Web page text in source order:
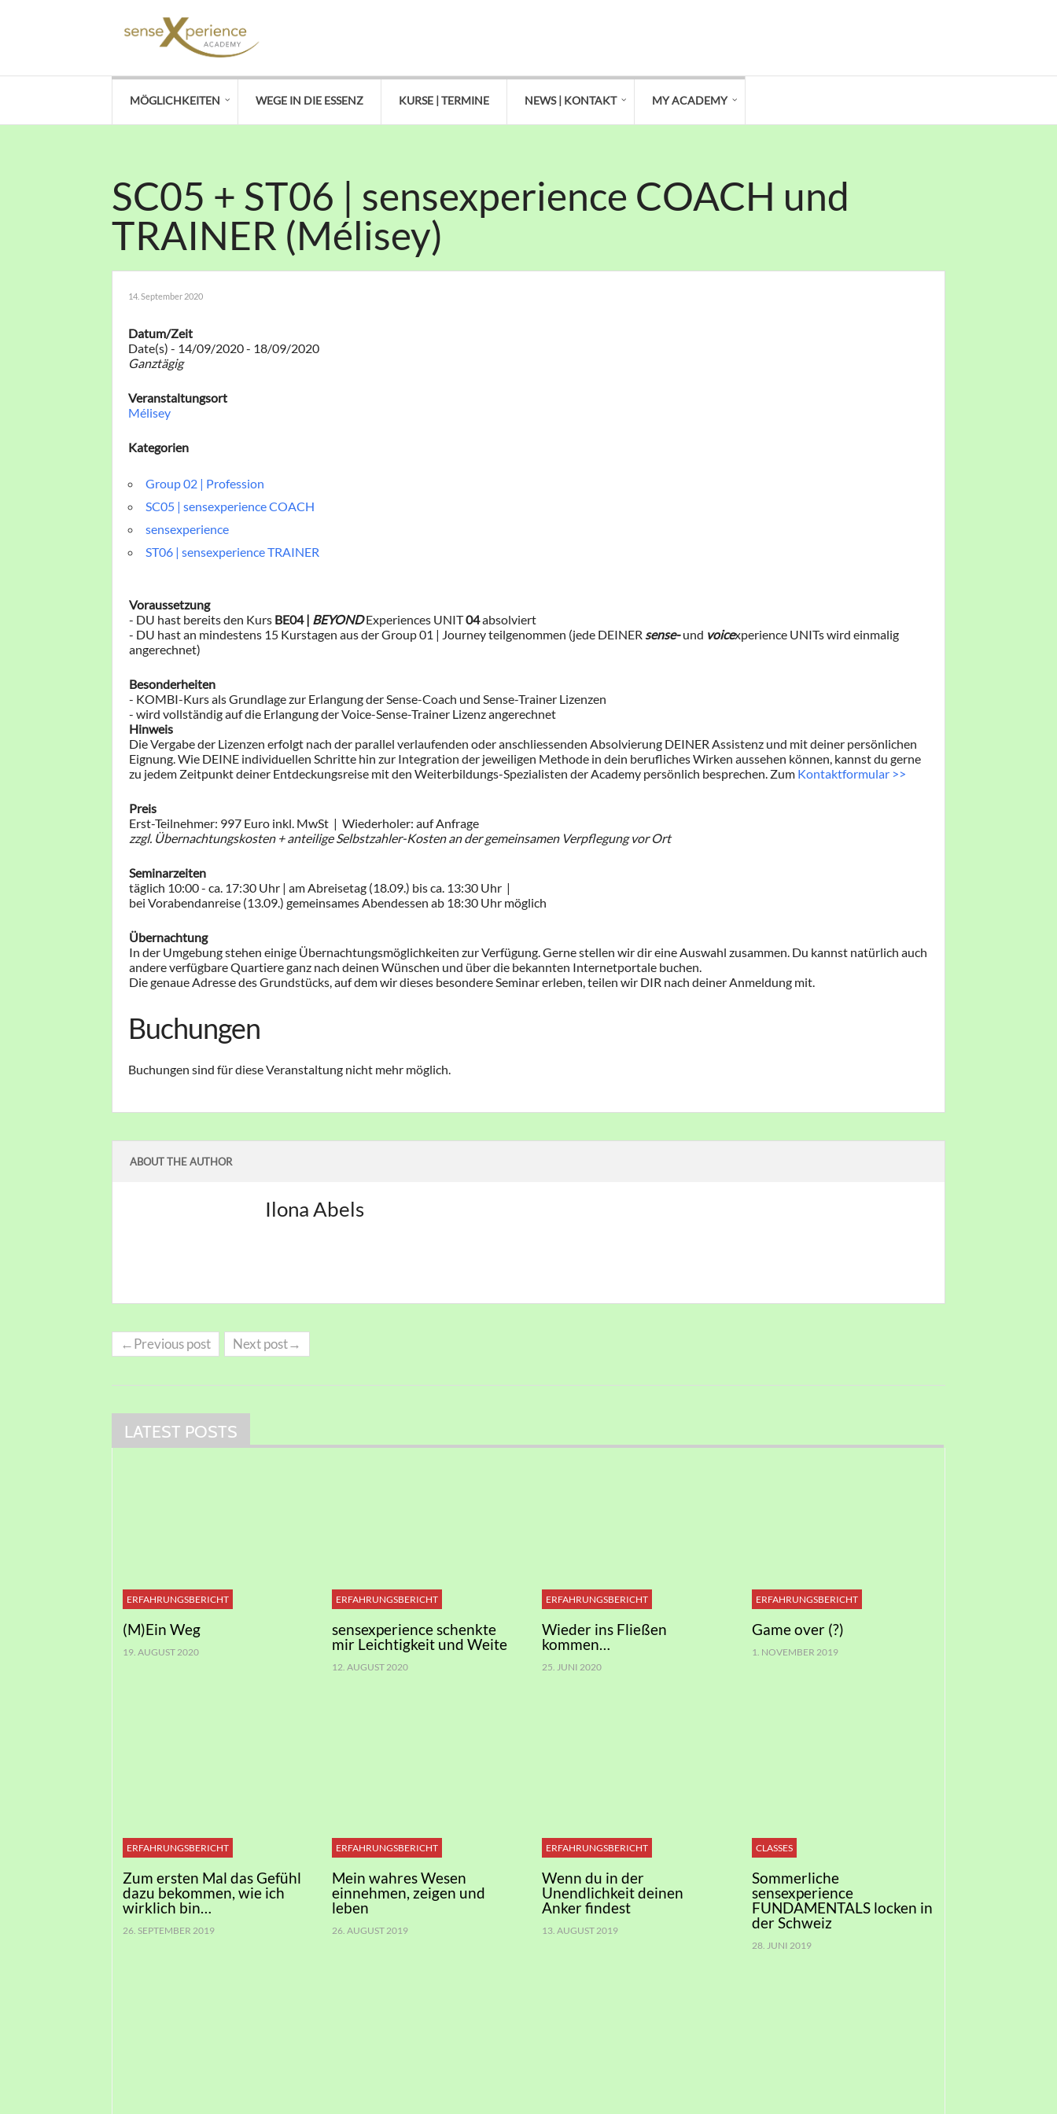
MÖGLICHKEITEN WEGE IN DIE ESSENZ KURSE | TERMINE NEWS | KONTAKT MY ACADEMY
SC05 + ST06 | sensexperience COACH und
TRAINER (Mélisey)
14. September 2020
Datum/Zeit
Date(s) - 14/09/2020 - 18/09/2020
Ganztägig
Veranstaltungsort
Mélisey
Kategorien
Group 02 | Profession
SC05 | sensexperience COACH
sensexperience
ST06 | sensexperience TRAINER
Voraussetzung
​- DU hast bereits ​den Kurs​ BE04 | BEYOND Experiences UNIT04 ​absolviert ​
- DU hast an mindestens 15 Kurstagen aus der Group 01 | Journey ​teilgenommen (​jede DEINER sense-​und voicexperience UNITs wird einmalig
angerechnet)
​Besonderheiten
-​ ​KOMBI-Kurs als Grundlage zur Erlangung ​​der ​Sense-Coach und ​Sense-Trainer​ Lizenzen
- ​​wird vollständig auf die Erlangung der ​​Voice-​Sense-Trainer ​Lizenz angerechnet
​Hinweis
​Die Vergabe der Lizenzen erfolgt nach der parallel verlaufenden oder anschliessenden Absolvierung DEINER ​Assistenz und mit deiner ​persönlichen
Eignung. ​Wie ​DEINE ​individuellen Schritte hin zur Integration der jeweiligen Methode in dein berufliches Wirken aussehen können, kannst du ​gerne
zu jedem Zeitpunkt deiner Entdeckungsreise mit den Weiterbildungs-Spezialisten der Academy ​persönlich ​besprechen. ​Zum ​ Kontaktformular >>
​Preis
Erst-Teilnehmer: ​997 Euro inkl. MwSt | Wiederholer: ​auf Anfrage
​zzgl. ​Übernachtungskosten​ ​+​anteilige Selbstzahler-Kosten an der gemeinsamen Verpflegung vor Ort
Seminarzeiten
täglich 10:00 - ca. 17:30 Uhr​​ | am Abreisetag ​(18.09.) ​bis ca. 13:30 Uhr | ​
bei Vorabendanreise (13.09.) gemeinsames Abendessen ab 18:30 Uhr möglich
​Ü​bernachtung
​In der Umgebung stehen einige Übernachtungsmöglichkeiten zur Verfügung. Gerne stellen wir dir eine Auswahl zusammen. Du kannst natürlich auch
​andere verfügbare Quartiere ganz nach deinen Wünschen und über die bekannten Internetportale buchen.
​Die genaue Adresse des Grundstücks, auf dem wir dieses besondere Seminar erleben, teilen wir DIR nach deiner Anmeldung mit.
Buchungen
Buchungen sind für diese Veranstaltung nicht mehr möglich.
ABOUT THE AUTHOR
Ilona Abels
←Previous post Next post→
LATEST POSTS
ERFAHRUNGSBERICHT
(M)Ein Weg
19. AUGUST 2020
ERFAHRUNGSBERICHT
sensexperience schenkte
mir Leichtigkeit und Weite
12. AUGUST 2020
ERFAHRUNGSBERICHT
Wieder ins Fließen
kommen…
25. JUNI 2020
ERFAHRUNGSBERICHT
Game over (?)
1. NOVEMBER 2019
ERFAHRUNGSBERICHT
Zum ersten Mal das Gefühl
dazu bekommen, wie ich
wirklich bin…
26. SEPTEMBER 2019
ERFAHRUNGSBERICHT
Mein wahres Wesen
einnehmen, zeigen und
leben
26. AUGUST 2019
ERFAHRUNGSBERICHT
Wenn du in der
Unendlichkeit deinen
Anker findest
13. AUGUST 2019
CLASSES
Sommerliche
sensexperience
FUNDAMENTALS locken in
der Schweiz
28. JUNI 2019